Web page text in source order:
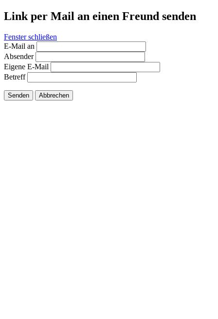
Link per Mail an einen Freund senden
Fenster schließen
E-Mail an
Absender
Eigene E-Mail
Betreff
Senden Abbrechen